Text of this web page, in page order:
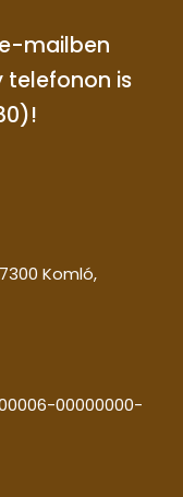
mailben
telefonon is
Komló,
00000000-